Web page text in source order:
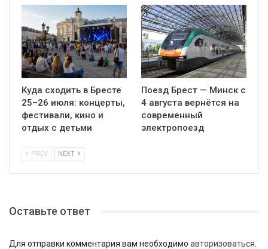
Куда сходить в Бресте
25–26 июля: концерты,
фестивали, кино и
отдых с детьми
Поезд Брест — Минск с
4 августа вернётся на
современный
электропоезд
PREV NEXT
Оставьте ответ
Для отправки комментария вам необходимо авторизоваться